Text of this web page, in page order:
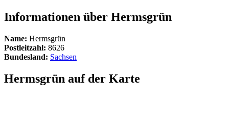
Informationen über Hermsgrün
Name: Hermsgrün
Postleitzahl: 8626
Bundesland: Sachsen
Hermsgrün auf der Karte